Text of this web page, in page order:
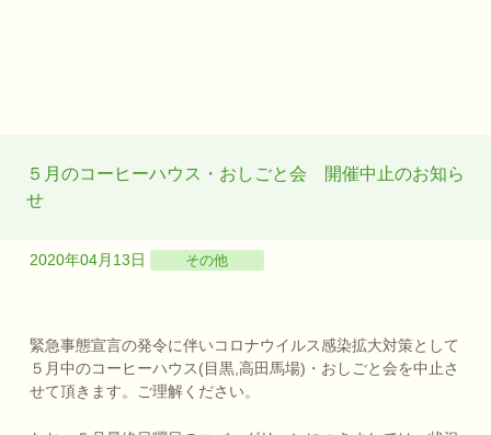
５月のコーヒーハウス・おしごと会 開催中止のお知ら
せ
2020年04月13日 その他
緊急事態宣言の発令に伴いコロナウイルス感染拡大対策として
５月中のコーヒーハウス(目黒,高田馬場)・おしごと会を中止さ
せて頂きます。ご理解ください。